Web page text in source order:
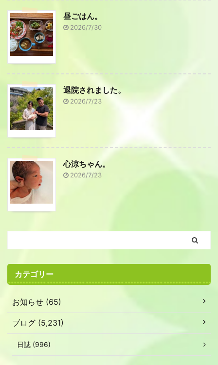
昼ごはん。
2026/7/30
退院されました。
2026/7/23
心涼ちゃん。
2026/7/23
カテゴリー
お知らせ (65)
ブログ (5,231)
日誌 (996)